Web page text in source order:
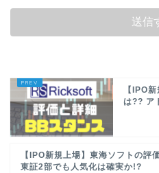
【IPO
は?? ア
【IPO新規上場】東海ソフトの評
東証2部でも人気化は確実か!?